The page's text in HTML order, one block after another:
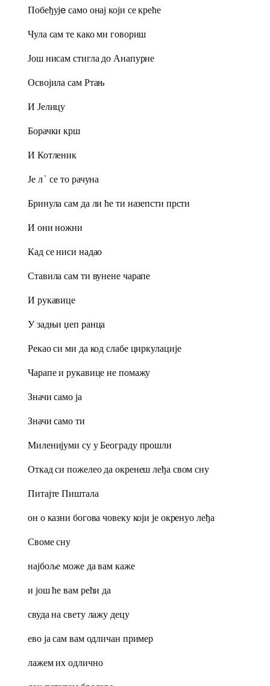
Побеђујe само онај који се креће
Чула сам те како ми говориш
Још нисам стигла до Анапурне
Освојила сам Ртањ
И Јелицу
Борачки крш
И Котленик
Је л` се то рачуна
Бринула сам да ли ће ти назепсти прсти
И они ножни
Кад се ниси надао
Ставила сам ти вунене чарапе
И рукавице
У задњи џеп ранца
Рекао си ми да код слабе циркулације
Чарапе и рукавице не помажу
Значи само ја
Значи само ти
Миленијуми су у Београду прошли
Откад си пожелео да окренеш леђа свом сну
Питајте Пиштала
он о казни богова човеку који је окренуо леђа
Своме сну
најбоље може да вам каже
и још ће вам рећи да
свуда на свету лажу децу
ево ја сам вам одличан пример
лажем их одлично